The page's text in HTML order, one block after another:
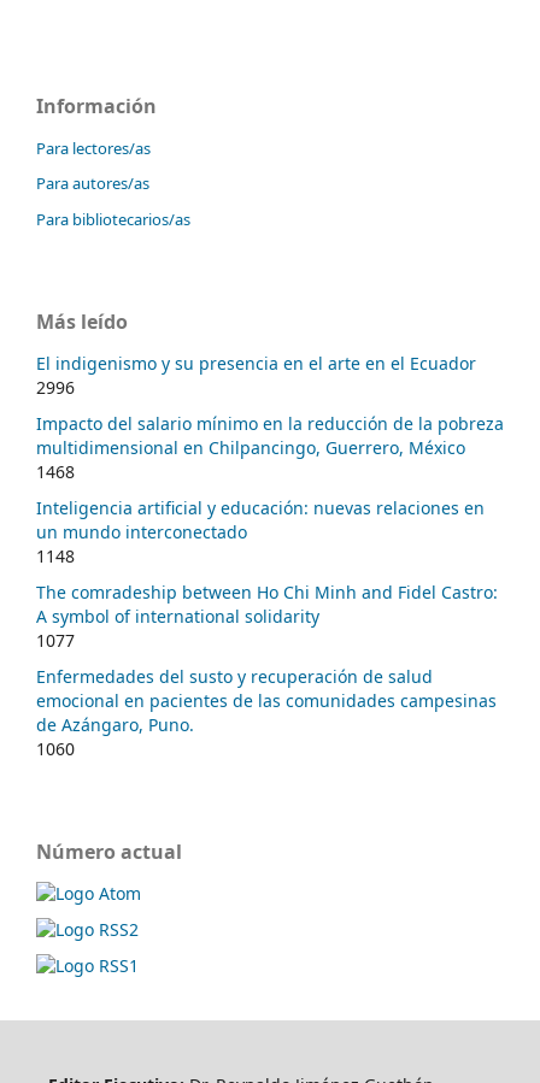
Información
Para lectores/as
Para autores/as
Para bibliotecarios/as
Más leído
El indigenismo y su presencia en el arte en el Ecuador
2996
Impacto del salario mínimo en la reducción de la pobreza
multidimensional en Chilpancingo, Guerrero, México
1468
Inteligencia artificial y educación: nuevas relaciones en
un mundo interconectado
1148
The comradeship between Ho Chi Minh and Fidel Castro:
A symbol of international solidarity
1077
Enfermedades del susto y recuperación de salud
emocional en pacientes de las comunidades campesinas
de Azángaro, Puno.
1060
Número actual